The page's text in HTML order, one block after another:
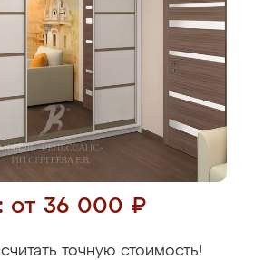
от 36 000 ₽
точную стоимость!